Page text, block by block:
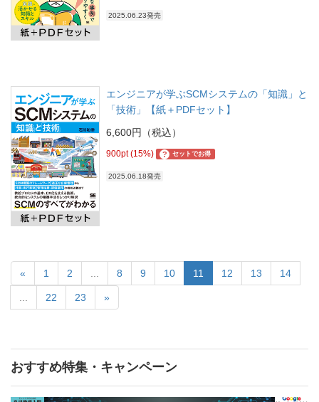
2025.06.23発売
エンジニアが学ぶSCMシステムの「知識」と
「技術」【紙＋PDFセット】
6,600円（税込）
900pt (15%) ? セットでお得
2025.06.18発売
« 1 2 8 9 10 11 12 13 14
22 23 »
おすすめ特集・キャンペーン